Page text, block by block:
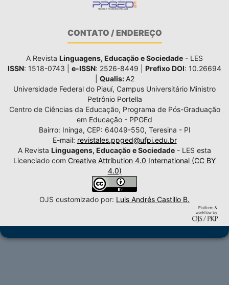
CONTATO / ENDEREÇO
A Revista Linguagens, Educação e Sociedade - LES
ISSN: 1518-0743 | e-ISSN: 2526-8449 | Prefixo DOI: 10.26694
Qualis: A2
Universidade Federal do Piauí, Campus Universitário Ministro
Petrônio Portella
Centro de Ciências da Educação, Programa de Pós-Graduação
em Educação - PPGEd
Bairro: Ininga, CEP: 64049-550, Teresina - PI
E-mail: revistales.ppged@ufpi.edu.br
A Revista Linguagens, Educação e Sociedade - LES esta
Licenciado com Creative Attribution 4.0 International (CC BY
4.0)
OJS customizado por: Luis Andrés Castillo B.